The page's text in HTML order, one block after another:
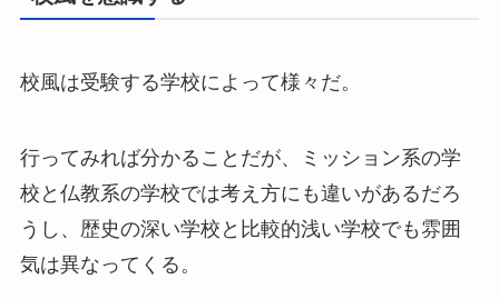
校風は受験する学校によって様々だ。
行ってみれば分かることだが、ミッション系の学
校と仏教系の学校では考え方にも違いがあるだろ
うし、歴史の深い学校と比較的浅い学校でも雰囲
気は異なってくる。